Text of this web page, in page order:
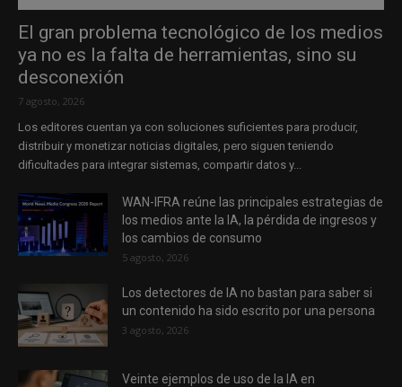
El gran problema tecnológico de los medios
ya no es la falta de herramientas, sino su
desconexión
7 agosto, 2026
Los editores cuentan ya con soluciones suficientes para producir,
distribuir y monetizar noticias digitales, pero siguen teniendo
dificultades para integrar sistemas, compartir datos y...
WAN-IFRA reúne las principales estrategias de
los medios ante la IA, la pérdida de ingresos y
los cambios de consumo
5 agosto, 2026
Los detectores de IA no bastan para saber si
un contenido ha sido escrito por una persona
3 agosto, 2026
Veinte ejemplos de uso de la IA en